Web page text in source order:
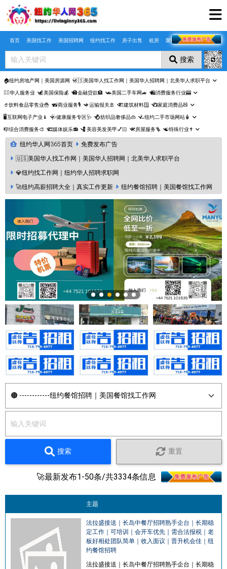
Skip to main content
首页 美国找工作 美国招聘网 纽约找工作 房子出售 租房 聚合页
搜索
🏠纽约房地产网｜美国房源网 🇺🇸美国华人找工作网｜美国华人招聘网｜北美华人求职平台
🤵‍♀️华人服务业 💰美国保险💰 🏦金融贷款🏦 🚗美国二手车网🚙 🛍️消费服务行业🎰
🥤饮料食品零售业🍟 📸商业服务🎙️ ✈️运输报关🚢 🏗️建筑材料🪟 📺家庭消费品🧸
🖥️互联网电子产业📱 🩺健康服务专区🩺 💍纺织品奢侈品👜 🛴纽约二手市场网站🧴
🎼综合消费服务🎨 🎞️媒体娱乐📻 💈美容美发美甲💅🏻 ⚒️房屋服务🪜 ☯️特殊行业✝️
纽约华人网365首页
免费发布广告
🇺🇸美国华人找工作网｜美国华人招聘网｜北美华人求职平台
💎纽约找工作网｜纽约华人招聘求职网
🚀纽约高薪招聘大全｜真实工作更新
纽约餐馆招聘｜美国餐馆找工作网
搜索 重置
🚀最新发布1-50条/共3334条信息
主题
法拉盛接送｜长岛中餐厅招聘熟手企台｜长期稳
定工作｜可培训｜会开车优先｜需合法报税｜老
板好相处团队简单｜收入面议｜晋升机会佳｜纽
约餐馆招聘
法拉盛接送｜长岛中餐厅招聘熟手企台｜长期稳